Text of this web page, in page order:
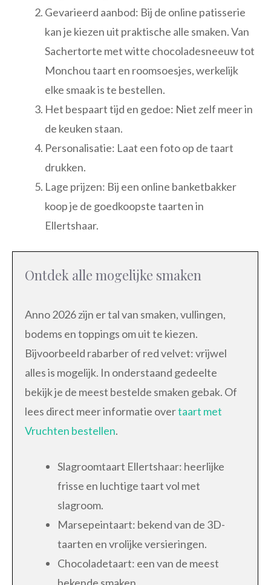
Gevarieerd aanbod: Bij de online patisserie
kan je kiezen uit praktische alle smaken. Van
Sachertorte met witte chocoladesneeuw tot
Monchou taart en roomsoesjes, werkelijk
elke smaak is te bestellen.
Het bespaart tijd en gedoe: Niet zelf meer in
de keuken staan.
Personalisatie: Laat een foto op de taart
drukken.
Lage prijzen: Bij een online banketbakker
koop je de goedkoopste taarten in
Ellertshaar.
Ontdek alle mogelijke smaken
Anno 2026 zijn er tal van smaken, vullingen,
bodems en toppings om uit te kiezen.
Bijvoorbeeld rabarber of red velvet: vrijwel
alles is mogelijk. In onderstaand gedeelte
bekijk je de meest bestelde smaken gebak. Of
lees direct meer informatie overtaart met
Vruchten bestellen.
Slagroomtaart Ellertshaar: heerlijke
frisse en luchtige taart vol met
slagroom.
Marsepeintaart: bekend van de 3D-
taarten en vrolijke versieringen.
Chocoladetaart: een van de meest